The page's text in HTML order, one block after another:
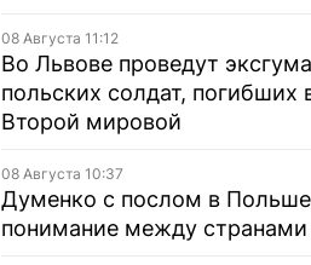
08 Августа 11:12
Во Львове проведут
польских солдат, погибших
Второй мировой
08 Августа 10:37
Думенко с послом в
понимание между странами